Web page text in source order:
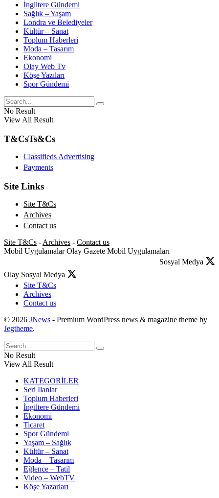
İngiltere Gündemi
Sağlık – Yaşam
Londra ve Belediyeler
Kültür – Sanat
Toplum Haberleri
Moda – Tasarım
Ekonomi
Olay Web Tv
Köşe Yazıları
Spor Gündemi
No Result
View All Result
T&CsTs&Cs
Classifieds Advertising
Payments
Site Links
Site T&Cs
Archives
Contact us
Site T&Cs - Archives - Contact us
Mobil Uygulamalar Olay Gazete Mobil Uygulamaları
Sosyal Medya
Olay Sosyal Medya
Site T&Cs
Archives
Contact us
© 2026 JNews - Premium WordPress news & magazine theme by
Jegtheme.
No Result
View All Result
KATEGORİLER
Seri İlanlar
Toplum Haberleri
İngiltere Gündemi
Ekonomi
Ticaret
Spor Gündemi
Yaşam – Sağlık
Kültür – Sanat
Moda – Tasarım
Eğlence – Tatil
Video – WebTV
Köşe Yazarları